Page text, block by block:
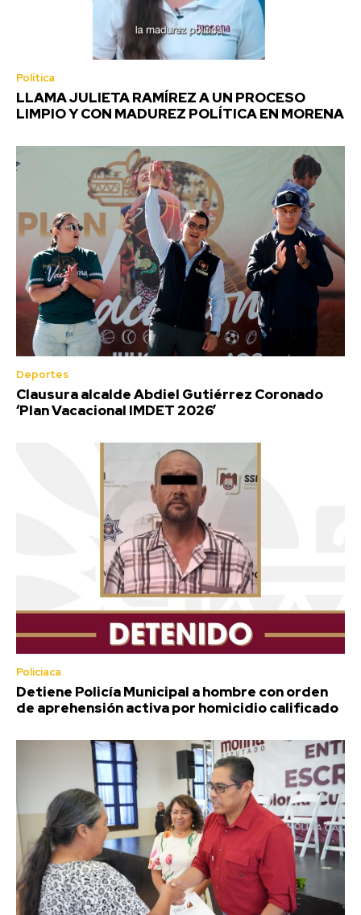
Política
LLAMA JULIETA RAMÍREZ A UN PROCESO
LIMPIO Y CON MADUREZ POLÍTICA EN MORENA
Deportes
Clausura alcalde Abdiel Gutiérrez Coronado
‘Plan Vacacional IMDET 2026’
Policiaca
Detiene Policía Municipal a hombre con orden
de aprehensión activa por homicidio calificado